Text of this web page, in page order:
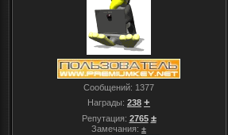
Сообщений: 1377
Награды: 238 +
Репутация: 2765 ±
Замечания: ±